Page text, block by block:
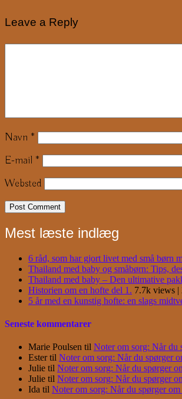
Leave a Reply
Navn *
E-mail *
Websted
Mest læste indlæg
6 råd, som har gjort livet med små børn
Thailand med baby og småbørn: Tips,
Thailand med baby – Den ultimative
Historien om en hofte del 1. 7.7k views |
5 år med en kunstig hofte: en slags
Seneste kommentarer
Marie Poulsen til Noter om sorg: Når du
Estertil Noter om sorg: Når du spørger
Julie til Noter om sorg: Når du spørger
Julie til Noter om sorg: Når du spørger
Ida til Noter om sorg: Når du spørger